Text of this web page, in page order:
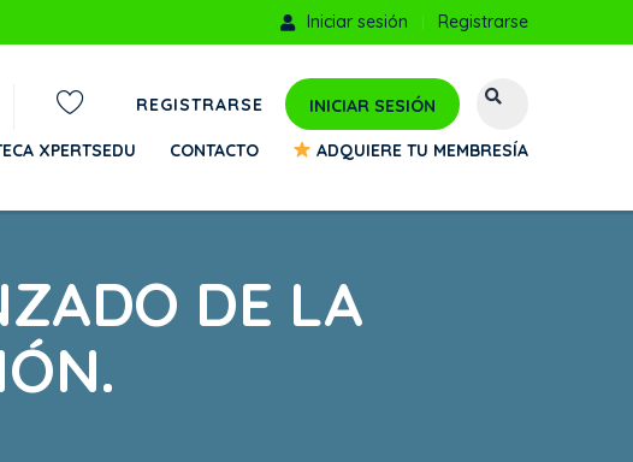
Iniciar sesión Registrarse
REGISTRARSE INICIAR SESIÓN
XPERTSEDU CONTACTO ADQUIERE TU MEMBRESÍA
DE LA